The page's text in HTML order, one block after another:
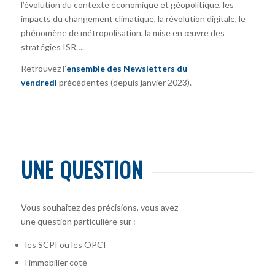
l’évolution du contexte économique et géopolitique, les
impacts du changement climatique, la révolution digitale, le
phénomène de métropolisation, la mise en œuvre des
stratégies ISR….
Retrouvez l’ensemble des Newsletters du
vendredi précédentes (depuis janvier 2023).
UNE QUESTION
Vous souhaitez des précisions, vous avez
une question particulière sur :
les SCPI ou les OPCI
l’immobilier coté